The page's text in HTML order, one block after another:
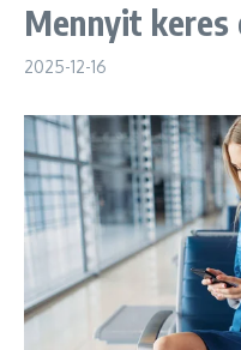
Mennyit keres
2025-12-16